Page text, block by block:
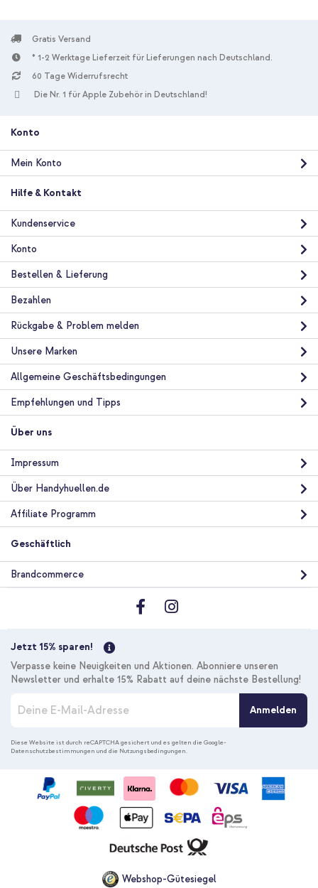
Gratis Versand
* 1-2 Werktage Lieferzeit für Lieferungen nach Deutschland.
60 Tage Widerrufsrecht
Die Nr. 1 für Apple Zubehör in Deutschland!
Konto
Mein Konto
Hilfe & Kontakt
Kundenservice
Konto
Bestellen & Lieferung
Bezahlen
Rückgabe & Problem melden
Unsere Marken
Allgemeine Geschäftsbedingungen
Empfehlungen und Tipps
Über uns
Impressum
Über Handyhuellen.de
Affiliate Programm
Geschäftlich
Brandcommerce
Jetzt 15% sparen!
Verpasse keine Neuigkeiten und Aktionen. Abonniere unseren
Newsletter und erhalte 15% Rabatt auf deine nächste Bestellung!
d
e
Anmelden
Diese Website ist durch reCAPTCHA gesichert und es gelten dieGoogle-
Datenschutzbestimmungen und die Nutzungsbedingungen.
Webshop-Gütesiegel